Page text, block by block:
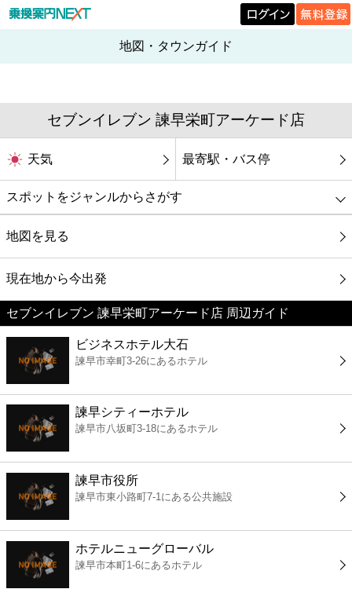
地図・タウンガイド
セブンイレブン 諫早栄町アーケード店
天気 最寄駅・バス停
スポットをジャンルからさがす
グルメ
映画
美容
コンビニ
薬局
スーパー
エンタメ
レジャー
書店
地図を見る
現在地から今出発
セブンイレブン 諫早栄町アーケード店 周辺ガイド
ビジネスホテル大石
諫早市幸町3-26にあるホテル
諫早シティーホテル
諫早市八坂町3-18にあるホテル
諫早市役所
諫早市東小路町7-1にある公共施設
ホテルニューグローバル
諫早市本町1-6にあるホテル